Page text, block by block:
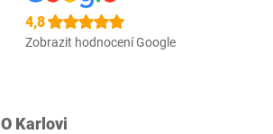
4,8
Zobrazit hodnocení Google
O Karlovi